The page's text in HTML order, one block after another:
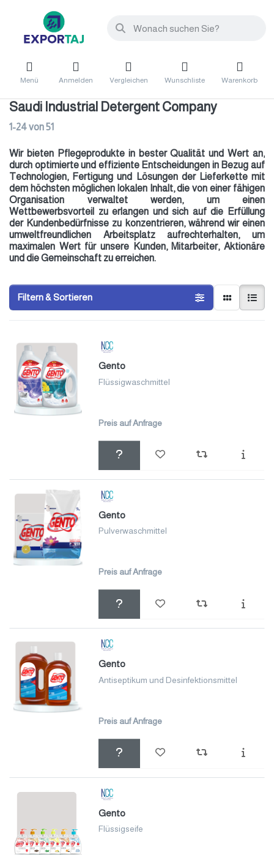
Menü Anmelden Vergleichen Wunschliste Warenkorb
Saudi Industrial Detergent Company
1-24von51
Wir bieten Pflegeprodukte in bester Qualität und Wert an,
durch optimierte und effiziente Entscheidungen in Bezug auf
Technologien, Fertigung und Lösungen der Lieferkette mit
dem höchsten möglichen lokalen Inhalt, die von einer fähigen
Organisation verwaltet werden, um einen
Wettbewerbsvorteil zu erlangen und sich auf die Erfüllung
der Kundenbedürfnisse zu konzentrieren, während wir einen
umweltfreundlichen Arbeitsplatz aufrechterhalten, um
maximalen Wert für unsere Kunden, Mitarbeiter, Aktionäre
und die Gemeinschaft zu erreichen.
Filtern & Sortieren
Gento
Flüssigwaschmittel
Preis auf Anfrage
Gento
Pulverwaschmittel
Preis auf Anfrage
Gento
Antiseptikum und Desinfektionsmittel
Preis auf Anfrage
Gento
Flüssigseife